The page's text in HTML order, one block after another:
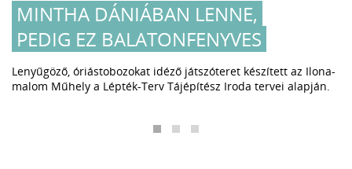
MINTHA DÁNIÁBAN LENNE,
PEDIG EZ BALATONFENYVES
Lenyűgöző, óriástobozokat idéző játszóteret készített az Ilona-
malom Műhely a Lépték-Terv Tájépítész Iroda tervei alapján.